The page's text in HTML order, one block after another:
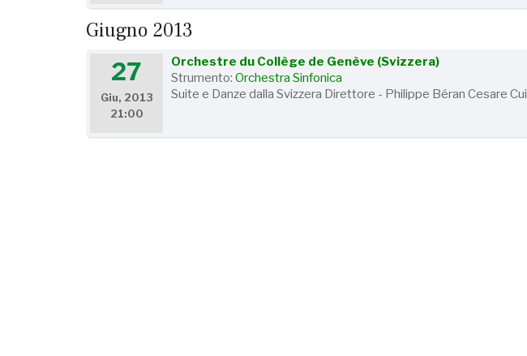
Giugno 2013
27
Giu, 2013
21:00
Orchestre du Collège de Genève (Svizzera)
Strumento:Orchestra Sinfonica
Suite e Danze dalla Svizzera Direttore - Philippe Béran Cesare Cui